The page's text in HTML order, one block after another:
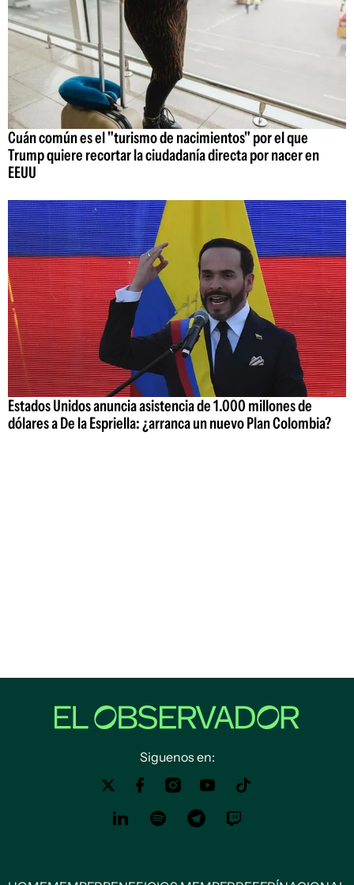
Cuán común es el "turismo de nacimientos" por el que
Trump quiere recortar la ciudadanía directa por nacer en
EEUU
Estados Unidos anuncia asistencia de 1.000 millones de
dólares a De la Espriella: ¿arranca un nuevo Plan Colombia?
Siguenos en: